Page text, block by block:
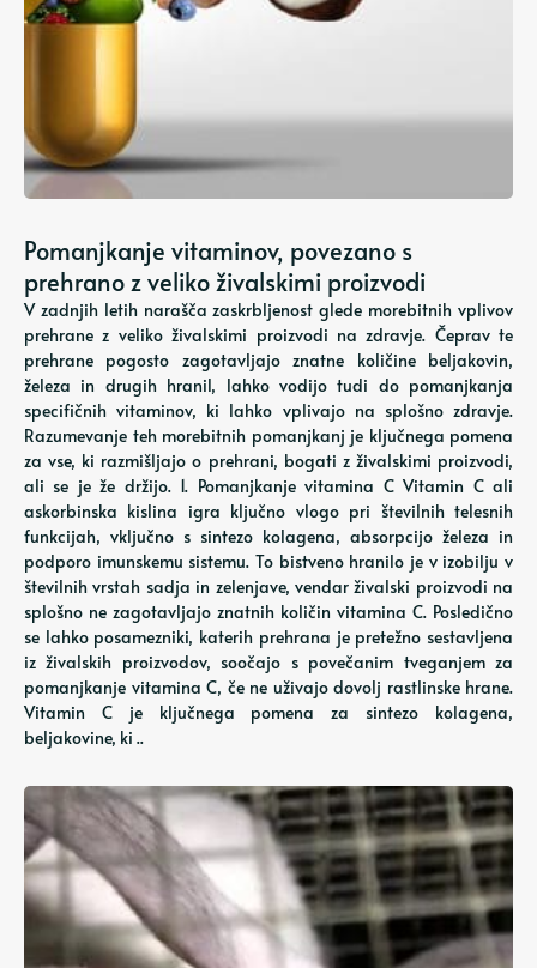
Pomanjkanje vitaminov, povezano s
prehrano z veliko živalskimi proizvodi
V zadnjih letih narašča zaskrbljenost glede morebitnih vplivov
prehrane z veliko živalskimi proizvodi na zdravje. Čeprav te
prehrane pogosto zagotavljajo znatne količine beljakovin,
železa in drugih hranil, lahko vodijo tudi do pomanjkanja
specifičnih vitaminov, ki lahko vplivajo na splošno zdravje.
Razumevanje teh morebitnih pomanjkanj je ključnega pomena
za vse, ki razmišljajo o prehrani, bogati z živalskimi proizvodi,
ali se je že držijo. 1. Pomanjkanje vitamina C Vitamin C ali
askorbinska kislina igra ključno vlogo pri številnih telesnih
funkcijah, vključno s sintezo kolagena, absorpcijo železa in
podporo imunskemu sistemu. To bistveno hranilo je v izobilju v
številnih vrstah sadja in zelenjave, vendar živalski proizvodi na
splošno ne zagotavljajo znatnih količin vitamina C. Posledično
se lahko posamezniki, katerih prehrana je pretežno sestavljena
iz živalskih proizvodov, soočajo s povečanim tveganjem za
pomanjkanje vitamina C, če ne uživajo dovolj rastlinske hrane.
Vitamin C je ključnega pomena za sintezo kolagena,
beljakovine, ki ..